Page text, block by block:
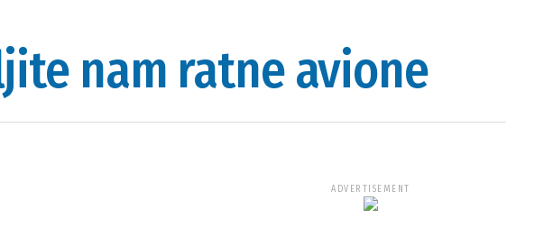
nam ratne avione
ADVERTISEMENT